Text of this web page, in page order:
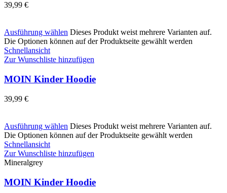
39,99 €
Ausführung wählen Dieses Produkt weist mehrere Varianten auf.
Die Optionen können auf der Produktseite gewählt werden
Schnellansicht
Zur Wunschliste hinzufügen
MOIN Kinder Hoodie
39,99 €
Ausführung wählen Dieses Produkt weist mehrere Varianten auf.
Die Optionen können auf der Produktseite gewählt werden
Schnellansicht
Zur Wunschliste hinzufügen
Mineralgrey
MOIN Kinder Hoodie